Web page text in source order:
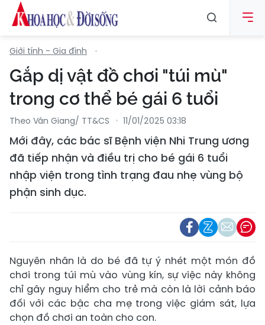
Giới tính - Gia đình
Gắp dị vật đồ chơi "túi mù"
trong cơ thể bé gái 6 tuổi
Theo Vân Giang/ TT&CS 11/01/2025 03:18
Mới đây, các bác sĩ Bệnh viện Nhi Trung ương
đã tiếp nhận và điều trị cho bé gái 6 tuổi
nhập viện trong tình trạng đau nhẹ vùng bộ
phận sinh dục.
Nguyên nhân là do bé đã tự ý nhét một món đồ
chơi trong túi mù vào vùng kín, sự việc này không
chỉ gây nguy hiểm cho trẻ mà còn là lời cảnh báo
đối với các bậc cha mẹ trong việc giám sát, lựa
chọn đồ chơi an toàn cho con.